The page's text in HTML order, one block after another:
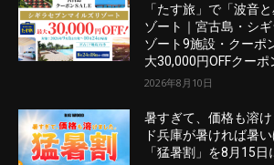
「たす旅」で「波音
ゾート｜宮古島・シ
ゾート9施設・クーポ
大30,000円OFFクーポ
2026年8月10日
暑すぎて、価格も溶
ド兵庫が暑ければ暑
「猛暑割」を8月15日